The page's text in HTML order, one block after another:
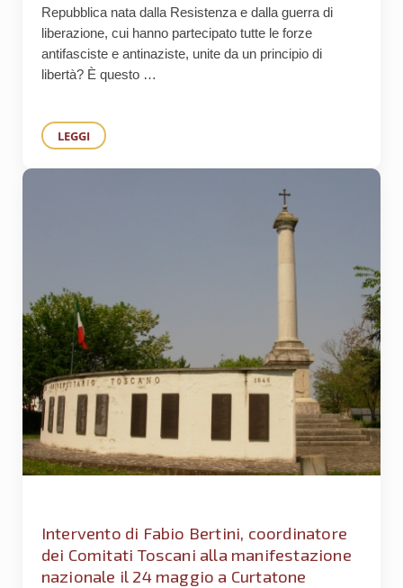
Repubblica nata dalla Resistenza e dalla guerra di
liberazione, cui hanno partecipato tutte le forze
antifasciste e antinaziste, unite da un principio di
libertà? È questo …
LEGGI
ATTUALITÀ DEL XX SETTEMBRE
Intervento di Fabio Bertini, coordinatore
dei Comitati Toscani alla manifestazione
nazionale il 24 maggio a Curtatone